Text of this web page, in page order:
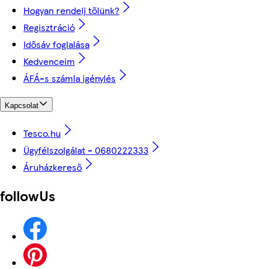
Hogyan rendelj tőlünk?
Regisztráció
Idősáv foglalása
Kedvenceim
ÁFÁ-s számla igénylés
Kapcsolat
Tesco.hu
Ügyfélszolgálat - 0680222333
Áruházkereső
followUs